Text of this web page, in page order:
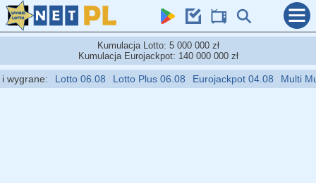
Kumulacja Lotto: 5 000 000 zł
Kumulacja Eurojackpot: 140 000 000 zł
Lotto 06.08 Lotto Plus 06.08 Eurojackpot 04.08 Multi